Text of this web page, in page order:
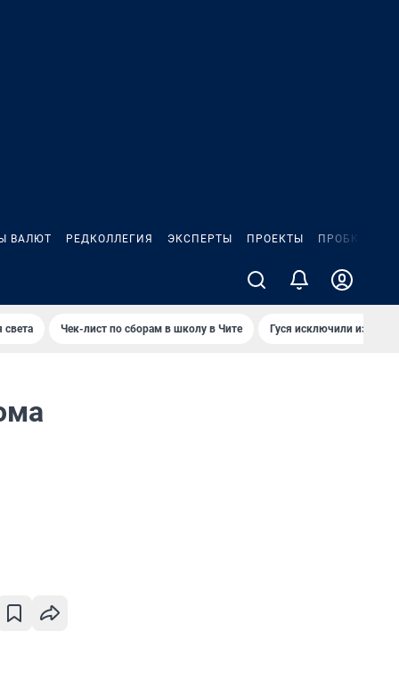
ВАЛЮТ РЕДКОЛЛЕГИЯ ЭКСПЕРТЫ ПРОЕКТЫ ПРОБКИ
света Чек-лист по сборам в школу в Чите Гуся исключили из